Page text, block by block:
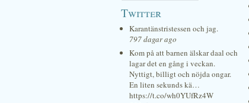
Twitter
Karantänstristessen och jag.
797 dagar ago
Kom på att barnen älskar daal och
lagar det en gång i veckan.
Nyttigt, billigt och nöjda ongar.
En liten sekunds kä…
https://t.co/wh0YUfRz4W